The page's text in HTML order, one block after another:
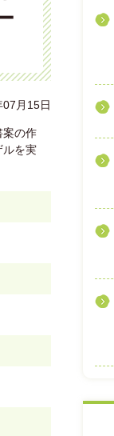
月15日
案の作
ルを実